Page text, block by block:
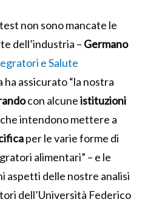
non sono mancate le
dell’industria – Germano
e Salute
assicurato “la nostra
con alcuneistituzioni
che intendono mettere a
per le varie forme di
alimentari” – e le
aspetti delle nostre analisi
dell’Università Federico